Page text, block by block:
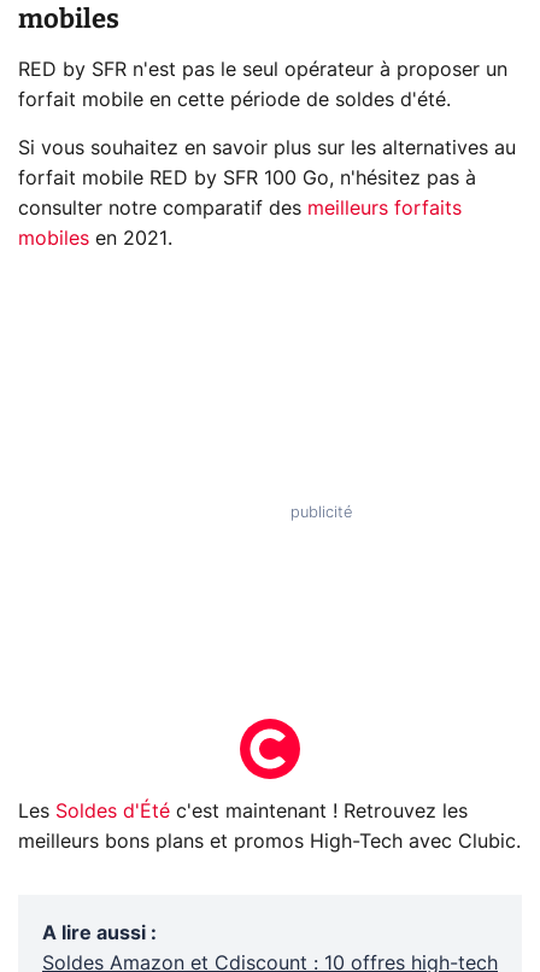
mobiles
RED by SFR n'est pas le seul opérateur à proposer un
forfait mobile en cette période de soldes d'été.
Si vous souhaitez en savoir plus sur les alternatives au
forfait mobile RED by SFR 100 Go, n'hésitez pas à
consulter notre comparatif des meilleurs forfaits
mobiles en 2021.
Les Soldes d'Été c'est maintenant ! Retrouvez les
meilleurs bons plans et promos High-Tech avec Clubic.
A lire aussi :
Soldes Amazon et Cdiscount : 10 offres high-tech